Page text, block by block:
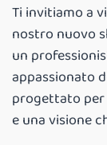
Ti invitiamo a
nostro nuovo
un
appassionato
progettato
e una visione